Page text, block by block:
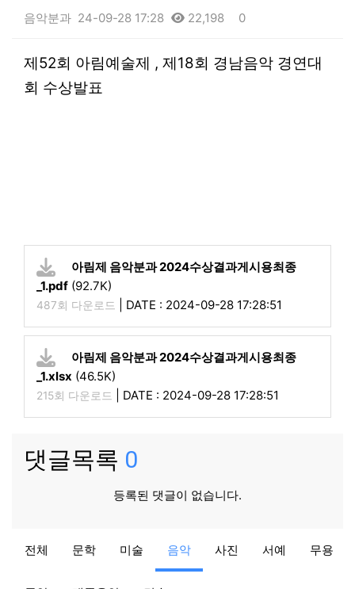
음악분과 24-09-28 17:28 22,198 0
본문
제52회 아림예술제 , 제18회 경남음악 경연대
회 수상발표
아림제 음악분과 2024수상결과게시용최종
_1.pdf (92.7K)
487회 다운로드 DATE : 2024-09-28 17:28:51
아림제 음악분과 2024수상결과게시용최종
_1.xlsx (46.5K)
215회 다운로드 DATE : 2024-09-28 17:28:51
댓글목록 0
등록된 댓글이 없습니다.
전체 문학 미술 음악 사진 서예 무용
제53회 아림예술제 제19회경남음악경연대회 전체시상내